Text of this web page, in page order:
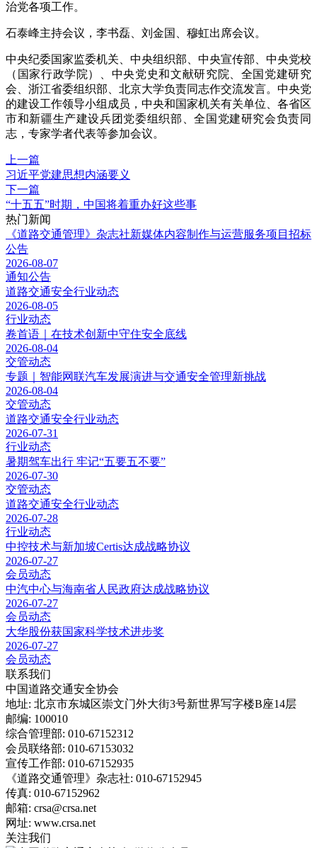
治党各项工作。
石泰峰主持会议，李书磊、刘金国、穆虹出席会议。
中央纪委国家监委机关、中央组织部、中央宣传部、中央党校
（国家行政学院）、中央党史和文献研究院、全国党建研究
会、浙江省委组织部、北京大学负责同志作交流发言。中央党
的建设工作领导小组成员，中央和国家机关有关单位、各省区
市和新疆生产建设兵团党委组织部、全国党建研究会负责同
志，专家学者代表等参加会议。
上一篇
习近平党建思想内涵要义
下一篇
“十五五”时期，中国将着重办好这些事
热门新闻
《道路交通管理》杂志社新媒体内容制作与运营服务项目招标
公告
2026-08-07
通知公告
道路交通安全行业动态
2026-08-05
行业动态
卷首语｜在技术创新中守住安全底线
2026-08-04
交管动态
专题｜​智能网联汽车发展演进与交通安全管理新挑战
2026-08-04
交管动态
道路交通安全行业动态
2026-07-31
行业动态
暑期驾车出行 牢记“五要五不要”
2026-07-30
交管动态
道路交通安全行业动态
2026-07-28
行业动态
中控技术与新加坡Certis达成战略协议
2026-07-27
会员动态
中汽中心与海南省人民政府达成战略协议
2026-07-27
会员动态
大华股份获国家科学技术进步奖
2026-07-27
会员动态
联系我们
中国道路交通安全协会
地址: 北京市东城区崇文门外大街3号新世界写字楼B座14层
邮编: 100010
综合管理部: 010-67152312
会员联络部: 010-67153032
宣传工作部: 010-67152935
《道路交通管理》杂志社: 010-67152945
传真: 010-67152962
邮箱: crsa@crsa.net
网址: www.crsa.net
关注我们